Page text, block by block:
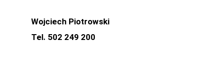
Wojciech Piotrowski
Tel. 502 249 200